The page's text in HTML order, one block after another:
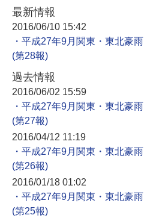
最新情報
2016/06/10 15:42
・平成27年9月関東・東北豪雨
過去情報
2016/06/02 15:59
・平成27年9月関東・東北豪雨
2016/04/12 11:19
・平成27年9月関東・東北豪雨
2016/01/18 01:02
・平成27年9月関東・東北豪雨